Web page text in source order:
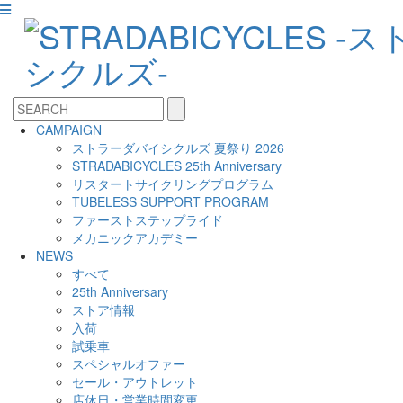
CAMPAIGN
ストラーダバイシクルズ 夏祭り 2026
STRADABICYCLES 25th Anniversary
リスタートサイクリングプログラム
TUBELESS SUPPORT PROGRAM
ファーストステップライド
メカニックアカデミー
NEWS
すべて
25th Anniversary
ストア情報
入荷
試乗車
スペシャルオファー
セール・アウトレット
店休日・営業時間変更